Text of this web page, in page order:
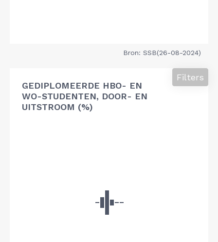
Bron: SSB(26-08-2024)
GEDIPLOMEERDE HBO- EN
WO-STUDENTEN, DOOR- EN
UITSTROOM (%)
Filters